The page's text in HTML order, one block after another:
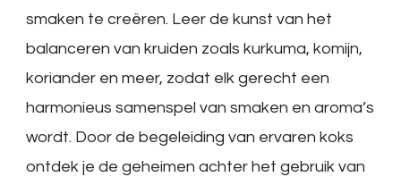
smaken te creëren. Leer de kunst van het
balanceren van kruiden zoals kurkuma, komijn,
koriander en meer, zodat elk gerecht een
harmonieus samenspel van smaken en aroma’s
wordt. Door de begeleiding van ervaren koks
ontdek je de geheimen achter het gebruik van